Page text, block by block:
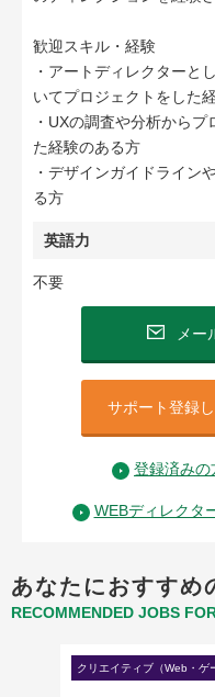
歓迎スキル・経験
・アートディレクターと
いてプロジェクトをした
・UXの調査や分析から
た経験のある方
・デザインガイドライン
る方
英語力
不要
メー
サポート登録
登録済みの
WEBディレクタ
あなたにおすすめ
RECOMMENDED JOBS
クリエイティブ（Web・ゲ